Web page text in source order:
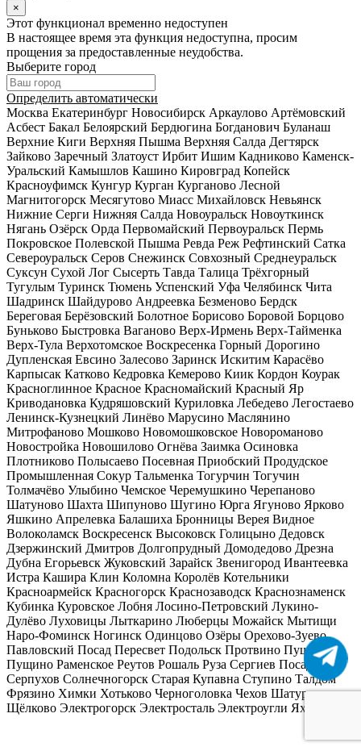
×
Этот функционал временно недоступен
В настоящее время эта функция недоступна, просим
прощения за предоставленные неудобства.
Выберите город
Определить автоматически
Москва Екатеринбург Новосибирск Аркаулово Артёмовский
Асбест Бакал Белоярский Бердюгина Богданович Буланаш
Верхние Киги Верхняя Пышма Верхняя Салда Дегтярск
Зайково Заречный Златоуст Ирбит Ишим Кадниково Каменск-
Уральский Камышлов Кашино Кировград Копейск
Красноуфимск Кунгур Курган Курганово Лесной
Магнитогорск Месягутово Миасс Михайловск Невьянск
Нижние Серги Нижняя Салда Новоуральск Новоуткинск
Нягань Озёрск Орда Первомайский Первоуральск Пермь
Покровское Полевской Пышма Ревда Реж Рефтинский Сатка
Североуральск Серов Снежинск Совхозный Среднеуральск
Суксун Сухой Лог Сысерть Тавда Талица Трёхгорный
Тугулым Туринск Тюмень Успенский Уфа Челябинск Чита
Шадринск Шайдурово Андреевка Безменово Бердск
Береговая Берёзовский Болотное Борисово Боровой Борцово
Буньково Быстровка Ваганово Верх-Ирмень Верх-Тайменка
Верх-Тула Верхотомское Воскресенка Горный Дорогино
Дупленская Евсино Залесово Заринск Искитим Карасёво
Карпысак Катково Кедровка Кемерово Киик Кордон Коурак
Красноглинное Красное Красномайский Красный Яр
Криводановка Кудряшовский Куриловка Лебедево Легостаево
Ленинск-Кузнецкий Линёво Марусино Маслянино
Митрофаново Мошково Новомошковское Новороманово
Новостройка Новошилово Огнёва Заимка Осиновка
Плотниково Полысаево Посевная Приобский Продудское
Промышленная Сокур Тальменка Тогурчин Тогучин
Толмачёво Улыбино Чемское Черемушкино Черепаново
Шатуново Шахта Шипуново Шугино Юрга Ягуново Ярково
Яшкино Апрелевка Балашиха Бронницы Верея Видное
Волоколамск Воскресенск Высоковск Голицыно Дедовск
Дзержинский Дмитров Долгопрудный Домодедово Дрезна
Дубна Егорьевск Жуковский Зарайск Звенигород Ивантеевка
Истра Кашира Клин Коломна Королёв Котельники
Красноармейск Красногорск Краснозаводск Краснознаменск
Кубинка Куровское Лобня Лосино-Петровский Лукино-
Дулёво Луховицы Лыткарино Люберцы Можайск Мытищи
Наро-Фоминск Ногинск Одинцово Озёры Орехово-Зуево
Павловский Посад Пересвет Подольск Протвино Пушкино
Пущино Раменское Реутов Рошаль Руза Сергиев Посад
Серпухов Солнечногорск Старая Купавна Ступино Талдом
Фрязино Химки Хотьково Черноголовка Чехов Шатура
Щёлково Электрогорск Электросталь Электроугли Яхрома